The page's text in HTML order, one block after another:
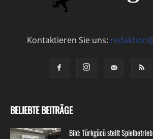
Kontaktieren Sie uns:
BELIEBTE BEITRÄGE
Bild: Türkgücü stellt